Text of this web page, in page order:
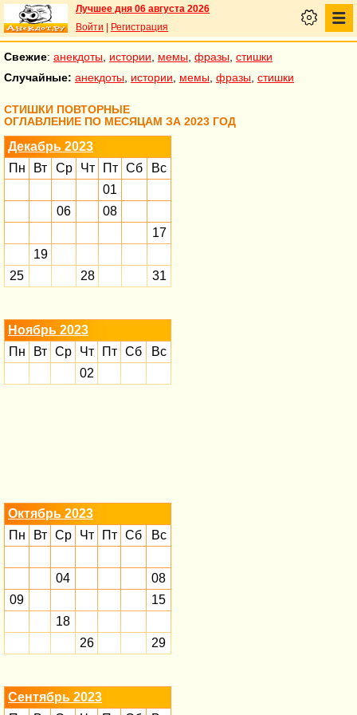
Лучшее дня 06 августа 2026
Войти
Регистрация
Свежие: анекдоты истории мемы фразы стишки
Случайные: анекдоты истории мемы фразы стишки
СТИШКИ ПОВТОРНЫЕ
ОГЛАВЛЕНИЕ ПО МЕСЯЦАМ ЗА 2023 ГОД
Декабрь 2023
Пн
Вт Ср Чт Пт Сб
Вс
01
06
08
17
19
25
28 31
Ноябрь 2023
Пн
Вт Ср Чт Пт Сб
Вс
02
Октябрь 2023
Пн
Вт Ср Чт Пт Сб Вс
04
08
09
15
18
26
29
Сентябрь 2023